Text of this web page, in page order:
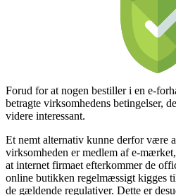
Forud for at nogen bestiller i en e-
betragte virksomhedens betingelser,
videre interessant.
Et nemt alternativ kunne derfor være
virksomheden er medlem af e-
at internet firmaet efterkommer de
online butikken regelmæssigt kigges
de gældende regulativer. Dette er